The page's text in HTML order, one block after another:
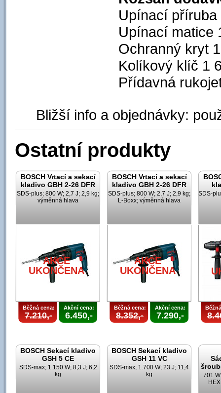
Upínací
Upínací matice
Ochranný kryt
Kolíkový klíč 1
Přídavná
Bližší info a objednávky:
Ostatní produkty
BOSCH Vrtací a sekací
kladivo GBH 2-26 DFR
SDS-plus; 800 W; 2,7 J; 2,9 kg;
výměnná hlava
AKCE
UKONČENA
Běžná cena:
7.210,-
Akční cena:
6.450,-
BOSCH Vrtací a sekací
kladivo GBH 2-26 DFR
SDS-plus; 800 W; 2,7 J; 2,9 kg;
L-Boxx; výměnná hlava
AKCE
UKONČENA
Běžná cena:
8.352,-
Akční cena:
7.290,-
SDS-
BOSCH Sekací kladivo
GSH 5 CE
SDS-max; 1.150 W; 8,3 J; 6,2
kg
BOSCH Sekací kladivo
GSH 11 VC
SDS-max; 1.700 W; 23 J; 11,4
kg
701